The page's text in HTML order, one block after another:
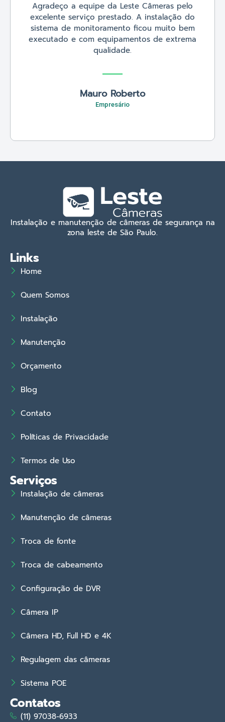
Agradeço a equipe da Leste Câmeras pelo
excelente serviço prestado. A instalação do
sistema de monitoramento ficou muito bem
executado e com equipamentos de extrema
qualidade.
Mauro Roberto
Empresário
Instalação e manutenção de câmeras de segurança na
zona leste de São Paulo.
Links
Home
Quem Somos
Instalação
Manutenção
Orçamento
Blog
Contato
Políticas de Privacidade
Termos de Uso
Serviços
Instalação de câmeras
Manutenção de câmeras
Troca de fonte
Troca de cabeamento
Configuração de DVR
Câmera IP
Câmera HD, Full HD e 4K
Regulagem das câmeras
Sistema POE
Contatos
(11) 97038-6933